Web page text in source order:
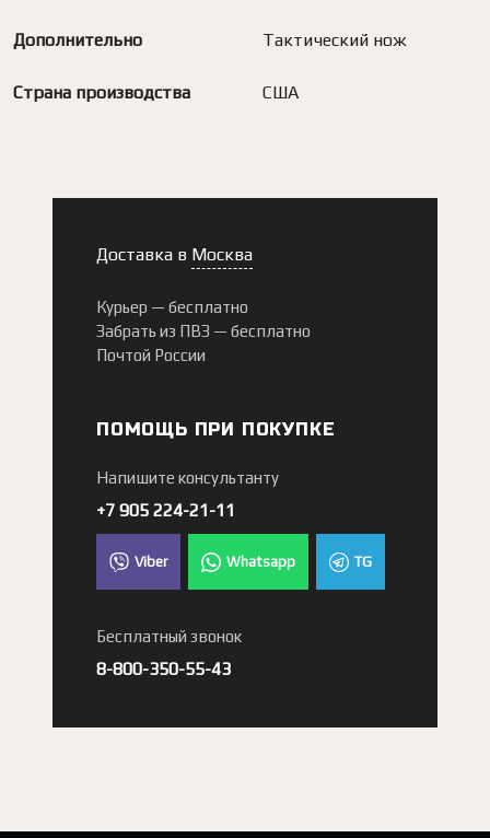
Дополнительно Тактический нож
Страна производства США
Доставка в Москва
Курьер — бесплатно
Забрать из ПВЗ — бесплатно
Почтой России
ПОМОЩЬ ПРИ ПОКУПКЕ
Напишите консультанту
+7 905 224-21-11
Viber Whatsapp TG
Бесплатный звонок
8-800-350-55-43